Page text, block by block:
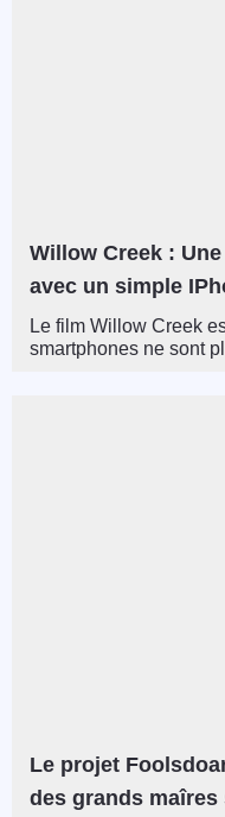
Willow Creek :
avec un simple
Le film Willow Creek
smartphones ne sont
Le projet
des grands maîres